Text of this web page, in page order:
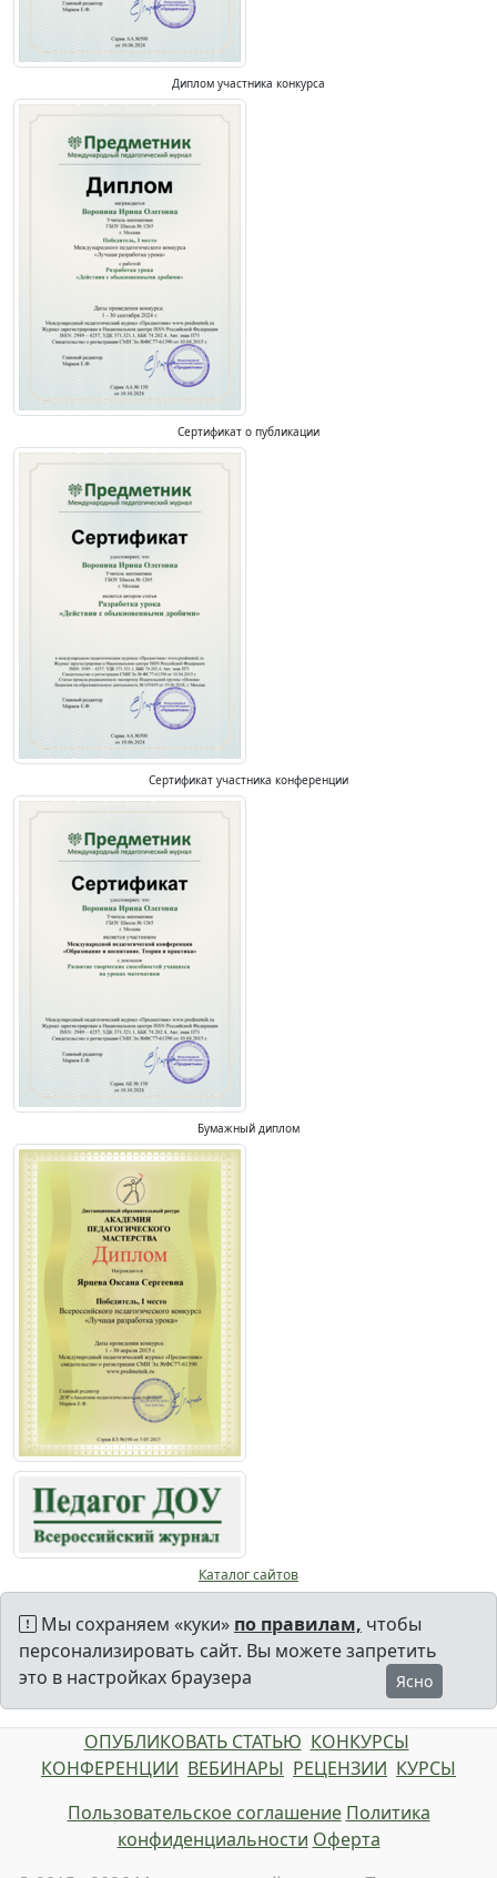
Диплом участника конкурса
Сертификат о публикации
Сертификат участника конференции
Бумажный диплом
Каталог сайтов
Мы сохраняем «куки» по правилам, чтобы
персонализировать сайт. Вы можете запретить
это в настройках браузера
Ясно
ОПУБЛИКОВАТЬ СТАТЬЮ КОНКУРСЫ
КОНФЕРЕНЦИИ ВЕБИНАРЫ РЕЦЕНЗИИ КУРСЫ
Пользовательское соглашение Политика
конфиденциальности Оферта